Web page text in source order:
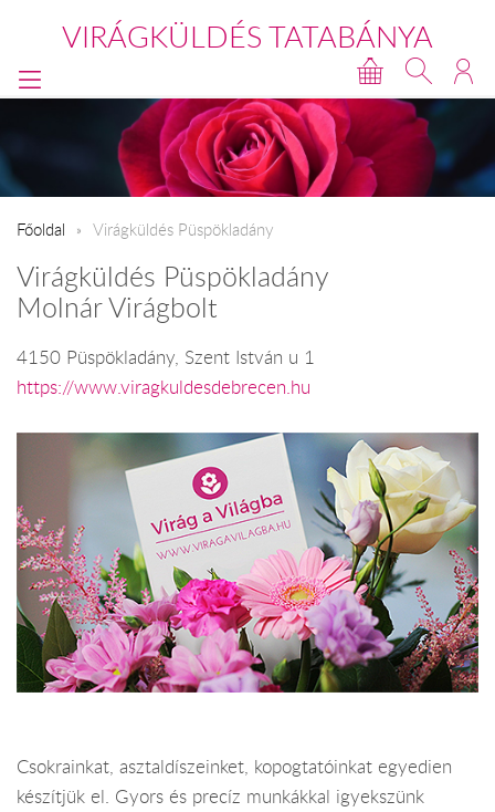
VIRÁGKÜLDÉS TATABÁNYA
Főoldal Virágküldés Püspökladány
Virágküldés Püspökladány
Molnár Virágbolt
4150 Püspökladány, Szent István u 1
https://www.viragkuldesdebrecen.hu
Csokrainkat, asztaldíszeinket, kopogtatóinkat egyedien
készítjük el. Gyors és precíz munkákkal igyekszünk